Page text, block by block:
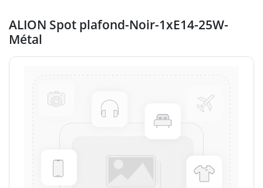
ALION Spot plafond-Noir-1xE14-25W-
Métal